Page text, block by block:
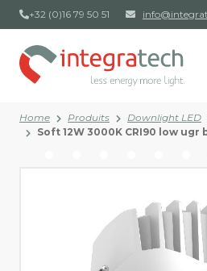
+32 (0)16 79 50 51
Home Produits Downlight LED
Soft 12W 3000K CRI90 low ugr